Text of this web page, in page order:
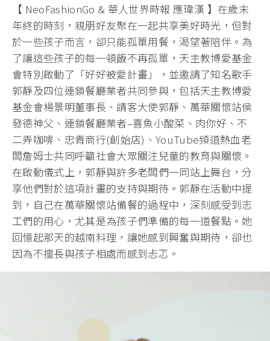
【 NeoFashionGo & 華人世界時報 應瑋漢 】在歲末
年終的時刻，親朋好友聚在一起共享美好時光，但對
於一些孩子而言，卻只能孤單用餐，渴望著陪伴。為
了讓這些孩子的每一頓飯不再孤單，天主教博愛基金
會特別啟動了「好好被愛計畫」，並邀請了知名歌手
郭靜及四位連鎖餐廳業者共同參與，包括天主教博愛
基金會楊景明董事長、請客大使郭靜、萬華關懷站侯
發德神父、連鎖餐廳業者–喜魚小酸菜、肉你好、不
二弄咖啡、忠青商行(創始店)、YouTube頻道熱血老
闆詹姆士共同呼籲社會大眾關注兒童的教育與關懷。
在啟動儀式上，郭靜與許多老闆們一同站上舞台，分
享他們對於這項計畫的支持與期待。郭靜在活動中提
到，自己在萬華關懷站備餐的過程中，深刻感受到志
工們的用心，尤其是為孩子們準備的每一道餐點。她
回憶起那天的越南料理，讓她感到興奮與期待，卻也
因為不擅長與孩子相處而感到忐忑。